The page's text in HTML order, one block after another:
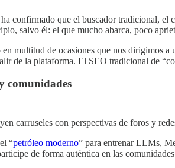
confirmado que el buscador tradicional, el
salvo él: el que mucho abarca, poco
en multitud de ocasiones que nos dirigimos
de la plataforma. El SEO tradicional de
comunidades
carruseles con perspectivas de foros y
“petróleo moderno” para entrenar LLMs,
de forma auténtica en las